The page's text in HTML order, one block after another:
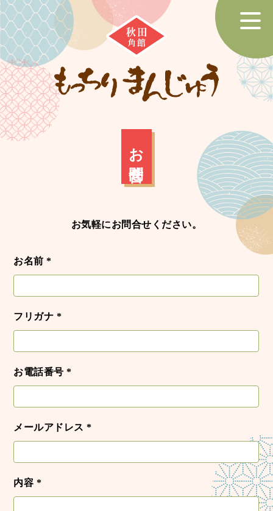
トップページ
商品紹介
掲載実績
会社案内
お問合せ
お気軽にお問合せください。
お名前 *
フリガナ *
お電話番号 *
メールアドレス *
内容 *